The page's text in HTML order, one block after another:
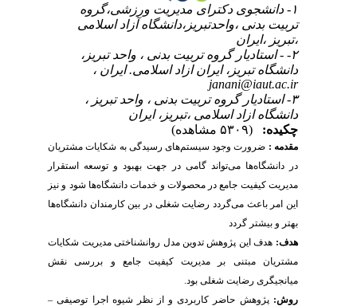
۱- دانشجوی دکترای مدیریت ورزشی،گروه
تربیت بدنی ،واحدتبریز،دانشگاه آزاد اسلامی
،تبریز ،ایران
۲- - استادیار گروه تربیت بدنی ، واحد تبریز،
دانشگاه تبریز، ایران ازاد اسلامی. ایران ،
janani@iaut.ac.ir
۳- استادیار گروه تربیت بدنی ، واحد تبریز ،
دانشگاه ازاد اسلامی ،تبریز، ایران
چکیده:
مقدمه : ضرورت وجود سیستم‌های رسیدگی به شکایات مشتریان
در دانشگاه‌ها می‌تواند گامی در جهت بهبود و توسعه استقرار
مدیریت کیفیت جامع در محصولات و خدمات دانشگاه‌ها شود و نیز
این امر باعث می‌گردد رضایت شغلی در بین کارمندان دانشگاه‌ها
بهتر و بیشتر گردد
هدف:هدف این پژوهش تدوین مدل روانشناختی مدیریت شکایات
مشتریان مبتنی بر مدیریت کیفیت جامع و بررسی نقش
میانجیگری رضایت شغلی بود.
روش:پژوهش حاضر کاربردی و از نظر شیوه اجرا توصیفی–